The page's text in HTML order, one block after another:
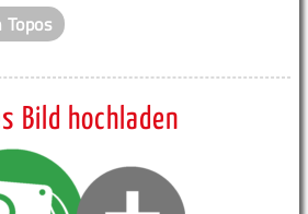
Bild hochladen